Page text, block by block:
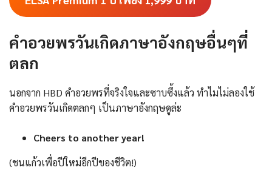
คำอวยพรวันเกิดภาษาอังกฤษอื่นๆที่
ตลก
นอกจาก HBD คําอวยพรที่จริงใจและซาบซึ้งแล้ว ทำไมไม่ลองใช้
คำอวยพรวันเกิดตลกๆ เป็นภาษาอังกฤษดูล่ะ
Cheers to another year!
(ชนแก้วเพื่อปีใหม่อีกปีของชีวิต!)